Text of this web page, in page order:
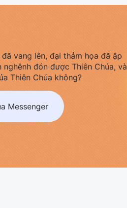
vang lên, đại thảm họa đã ập
đón được Thiên Chúa, và
Thiên Chúa không?
Messenger